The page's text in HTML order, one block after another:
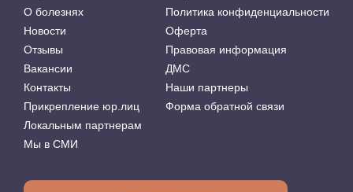
О болезнях
Новости
Отзывы
Вакансии
Контакты
Прикрепление юр.лиц
Локальным партнерам
Мы в СМИ
Политика конфиденциальности
Оферта
Правовая информация
ДМС
Наши партнеры
Форма обратной связи